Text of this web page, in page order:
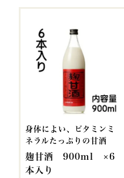
身体によい、ビタミンミ
ネラルたっぷりの甘酒
麹甘酒 900ml ×6
本入り